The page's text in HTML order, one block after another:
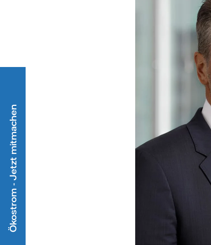
Ökostrom - Jetzt mitmachen